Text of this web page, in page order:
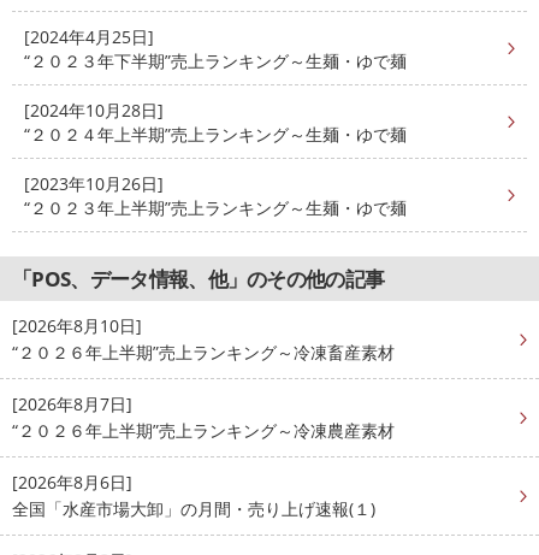
[2024年4月25日]
“２０２３年下半期”売上ランキング～生麺・ゆで麺
[2024年10月28日]
“２０２４年上半期”売上ランキング～生麺・ゆで麺
[2023年10月26日]
“２０２３年上半期”売上ランキング～生麺・ゆで麺
「POS、データ情報、他」のその他の記事
[2026年8月10日]
“２０２６年上半期”売上ランキング～冷凍畜産素材
[2026年8月7日]
“２０２６年上半期”売上ランキング～冷凍農産素材
[2026年8月6日]
全国「水産市場大卸」の月間・売り上げ速報(１)